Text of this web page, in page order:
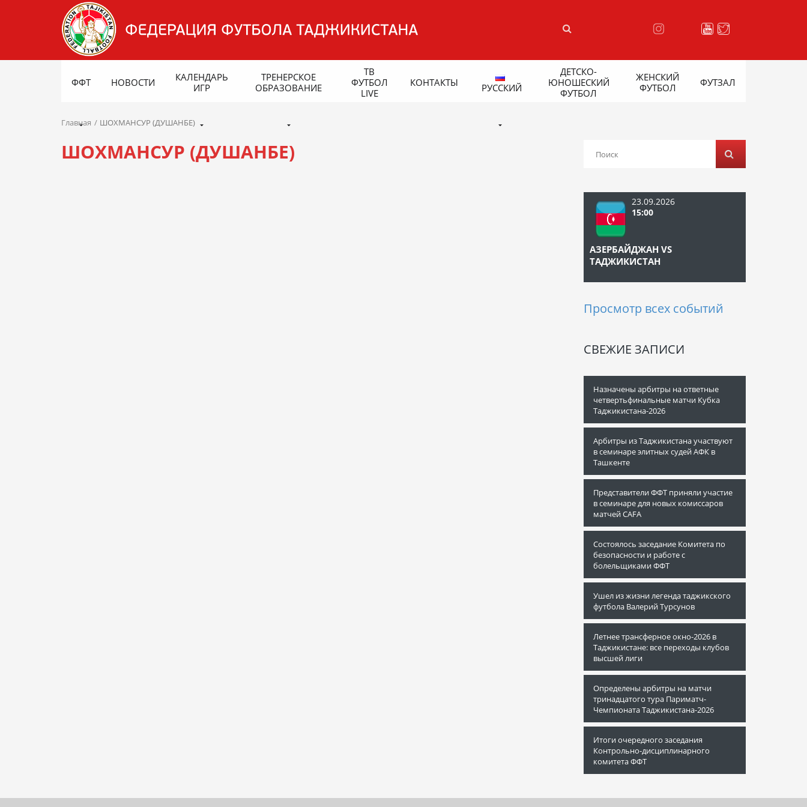
ФФТ НОВОСТИ
КАЛЕНДАРЬ
ИГР
ТРЕНЕРСКОЕ
ОБРАЗОВАНИЕ
ТВ
ФУТБОЛ
LIVE
КОНТАКТЫ РУССКИЙ
ДЕТСКО-
ЮНОШЕСКИЙ
ФУТБОЛ
ЖЕНСКИЙ
ФУТБОЛ
ФУТЗАЛ
Главная ШОХМАНСУР (ДУШАНБЕ)
ШОХМАНСУР (ДУШАНБЕ)
23.09.2026
15:00
АЗЕРБАЙДЖАН VS
ТАДЖИКИСТАН
Просмотр всех событий
СВЕЖИЕ ЗАПИСИ
Назначены арбитры на ответные
четвертьфинальные матчи Кубка
Таджикистана-2026
Арбитры из Таджикистана участвуют
в семинаре элитных судей АФК в
Ташкенте
Представители ФФТ приняли участие
в семинаре для новых комиссаров
матчей CAFA
Состоялось заседание Комитета по
безопасности и работе с
болельщиками ФФТ
Ушел из жизни легенда таджикского
футбола Валерий Турсунов
Летнее трансферное окно-2026 в
Таджикистане: все переходы клубов
высшей лиги
Определены арбитры на матчи
тринадцатого тура Париматч-
Чемпионата Таджикистана-2026
Итоги очередного заседания
Контрольно-дисциплинарного
комитета ФФТ